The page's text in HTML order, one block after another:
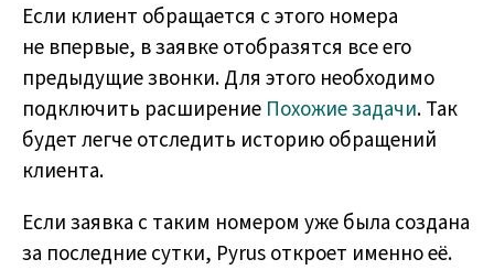
Если клиент обращается с этого номера
не впервые, в заявке отобразятся все его
предыдущие звонки. Для этого необходимо
подключить расширение Похожие задачи. Так
будет легче отследить историю обращений
клиента.
Если заявка с таким номером уже была создана
за последние сутки, Pyrus откроет именно её.